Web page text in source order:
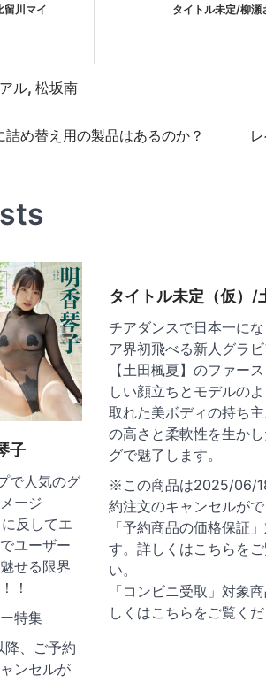
川マイ タイトル未定/柳瀬
ル, 松坂南
め替え用の製品はあるのか？
子
で人気のグ
ージ
反してエ
ユーザー
せる限界
！
特集
、ご予約
ンセルが
タイトル未定（仮）/
チアダンスで日本一に
ア界初飛べる新人グラ
【土田楓夏】のファー
しい顔立ちとモデルの
取れた美ボディの持ち
の高さと柔軟性を生か
グで魅了します。
※この商品は2025/06/
約注文のキャンセルがで
「予約商品の価格保証
す。詳しくはこちらを
い。
「コンビニ受取」対象
しくはこちらをご覧くだ